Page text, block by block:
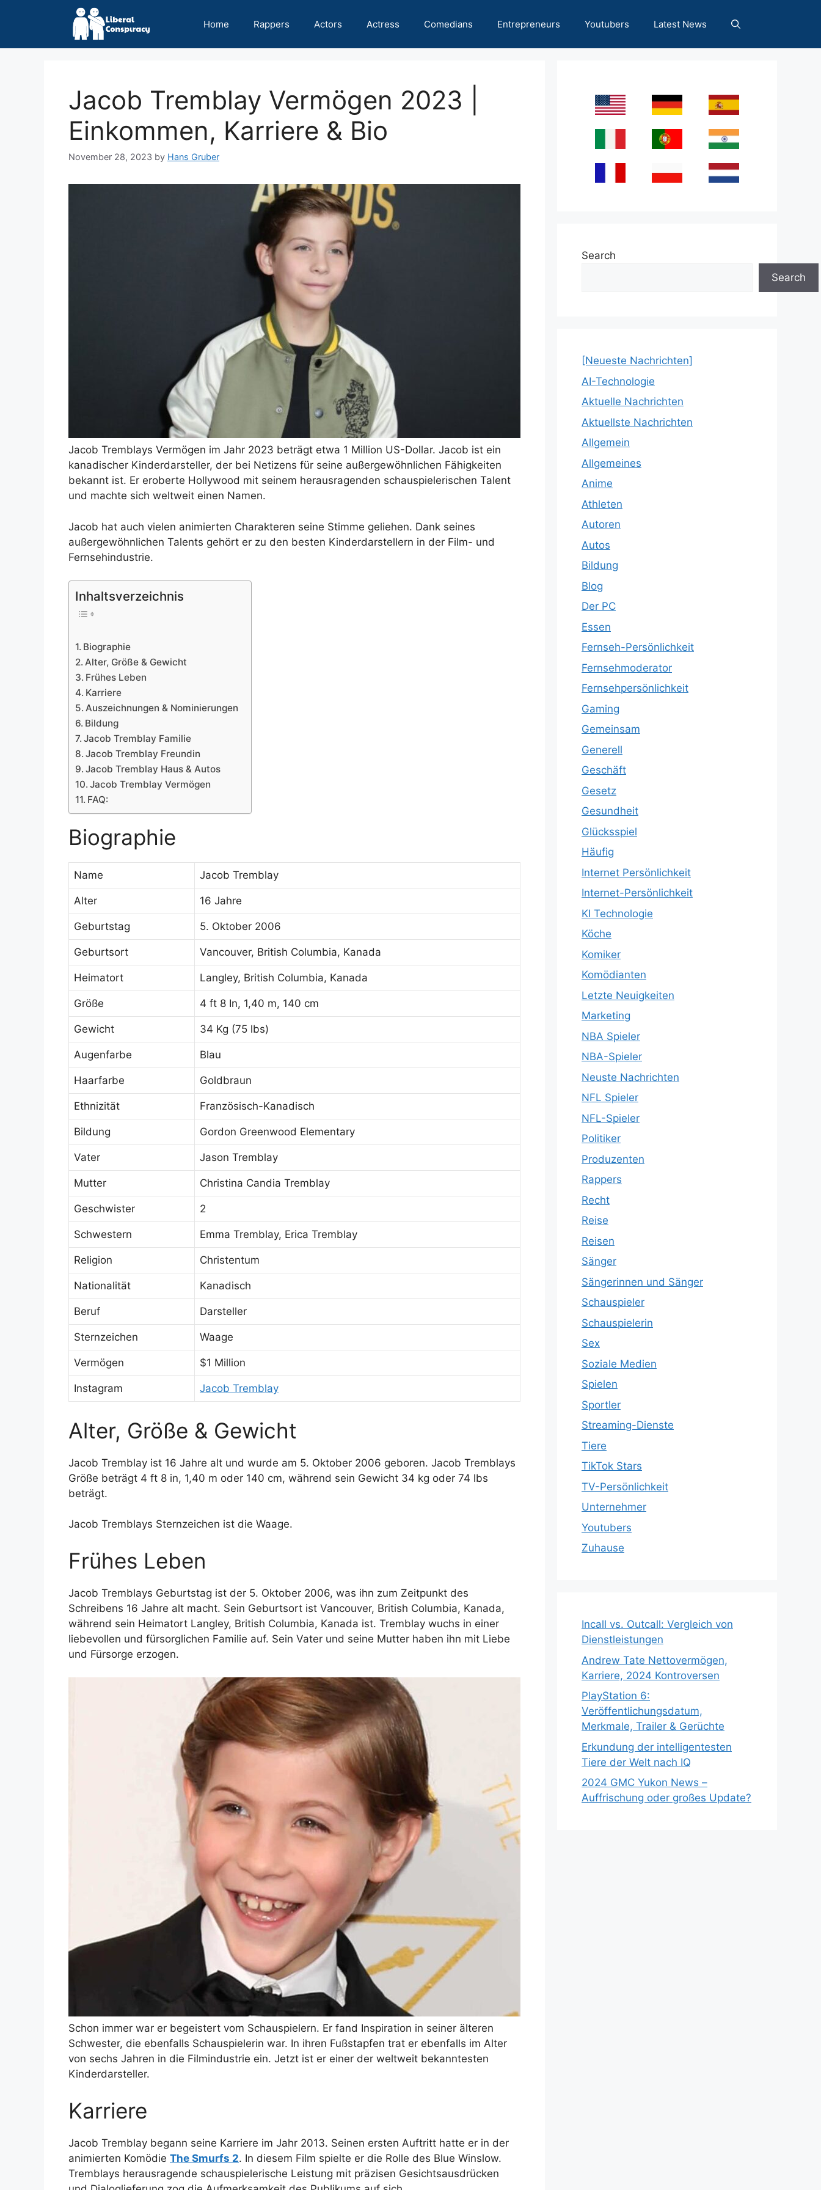
Home Rappers Actors Actress Comedians Entrepreneurs Youtubers Latest News
Jacob Tremblay Vermögen 2023 |
Einkommen, Karriere & Bio
November 28, 2023 by Hans Gruber
Jacob Tremblays Vermögen im Jahr 2023 beträgt etwa 1 Million US-Dollar. Jacob ist ein
kanadischer Kinderdarsteller, der bei Netizens für seine außergewöhnlichen Fähigkeiten
bekannt ist. Er eroberte Hollywood mit seinem herausragenden schauspielerischen Talent
und machte sich weltweit einen Namen.
Jacob hat auch vielen animierten Charakteren seine Stimme geliehen. Dank seines
außergewöhnlichen Talents gehört er zu den besten Kinderdarstellern in der Film- und
Fernsehindustrie.
Inhaltsverzeichnis
Biographie
Alter, Größe & Gewicht
Frühes Leben
Karriere
Auszeichnungen & Nominierungen
Bildung
Jacob Tremblay Familie
Jacob Tremblay Freundin
Jacob Tremblay Haus & Autos
Jacob Tremblay Vermögen
FAQ:
Biographie
Name Jacob Tremblay
Alter 16 Jahre
Geburtstag 5. Oktober 2006
Geburtsort Vancouver, British Columbia, Kanada
Heimatort Langley, British Columbia, Kanada
Größe 4 ft 8 In, 1,40 m, 140 cm
Gewicht 34 Kg (75 lbs)
Augenfarbe Blau
Haarfarbe Goldbraun
Ethnizität Französisch-Kanadisch
Bildung Gordon Greenwood Elementary
Vater Jason Tremblay
Mutter Christina Candia Tremblay
Geschwister 2
Schwestern Emma Tremblay, Erica Tremblay
Religion Christentum
Nationalität Kanadisch
Beruf Darsteller
Sternzeichen Waage
Vermögen $1 Million
Instagram Jacob Tremblay
Alter, Größe & Gewicht
Jacob Tremblay ist 16 Jahre alt und wurde am 5. Oktober 2006 geboren. Jacob Tremblays
Größe beträgt 4 ft 8 in, 1,40 m oder 140 cm, während sein Gewicht 34 kg oder 74 lbs
beträgt.
Jacob Tremblays Sternzeichen ist die Waage.
Frühes Leben
Jacob Tremblays Geburtstag ist der 5. Oktober 2006, was ihn zum Zeitpunkt des
Schreibens 16 Jahre alt macht. Sein Geburtsort ist Vancouver, British Columbia, Kanada,
während sein Heimatort Langley, British Columbia, Kanada ist. Tremblay wuchs in einer
liebevollen und fürsorglichen Familie auf. Sein Vater und seine Mutter haben ihn mit Liebe
und Fürsorge erzogen.
Schon immer war er begeistert vom Schauspielern. Er fand Inspiration in seiner älteren
Schwester, die ebenfalls Schauspielerin war. In ihren Fußstapfen trat er ebenfalls im Alter
von sechs Jahren in die Filmindustrie ein. Jetzt ist er einer der weltweit bekanntesten
Kinderdarsteller.
Karriere
Jacob Tremblay begann seine Karriere im Jahr 2013. Seinen ersten Auftritt hatte er in der
animierten Komödie The Smurfs 2. In diesem Film spielte er die Rolle des Blue Winslow.
Tremblays herausragende schauspielerische Leistung mit präzisen Gesichtsausdrücken
Search
Search
[Neueste Nachrichten]
AI-Technologie
Aktuelle Nachrichten
Aktuellste Nachrichten
Allgemein
Allgemeines
Anime
Athleten
Autoren
Autos
Bildung
Blog
Der PC
Essen
Fernseh-Persönlichkeit
Fernsehmoderator
Fernsehpersönlichkeit
Gaming
Gemeinsam
Generell
Geschäft
Gesetz
Gesundheit
Glücksspiel
Häufig
Internet Persönlichkeit
Internet-Persönlichkeit
KI Technologie
Köche
Komiker
Komödianten
Letzte Neuigkeiten
Marketing
NBA Spieler
NBA-Spieler
Neuste Nachrichten
NFL Spieler
NFL-Spieler
Politiker
Produzenten
Rappers
Recht
Reise
Reisen
Sänger
Sängerinnen und Sänger
Schauspieler
Schauspielerin
Sex
Soziale Medien
Spielen
Sportler
Streaming-Dienste
Tiere
TikTok Stars
TV-Persönlichkeit
Unternehmer
Youtubers
Zuhause
Incall vs. Outcall: Vergleich von
Dienstleistungen
Andrew Tate Nettovermögen,
Karriere, 2024 Kontroversen
PlayStation 6:
Veröffentlichungsdatum,
Merkmale, Trailer & Gerüchte
Erkundung der intelligentesten
Tiere der Welt nach IQ
2024 GMC Yukon News –
Auffrischung oder großes Update?